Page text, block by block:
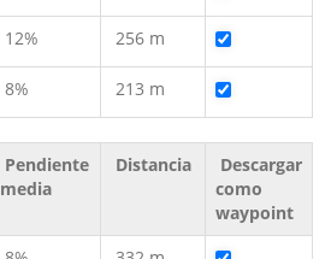
12% 256 m
8% 213 m
Pendiente
media
Distancia
Descargar
como
waypoint